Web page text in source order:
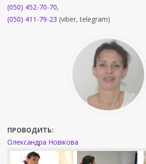
(050) 452-70-70,
(050) 411-79-23 (viber, telegram)
ПРОВОДИТЬ:
Олександра Новікова